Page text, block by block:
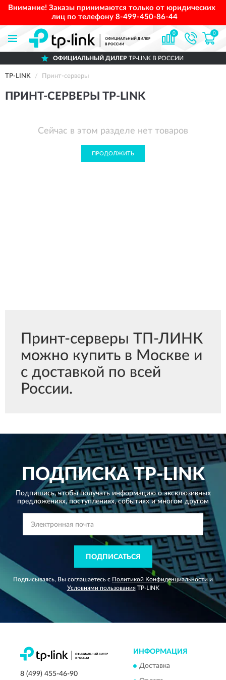
Внимание! Заказы принимаются только от юридических
лиц по телефону 8-499-450-86-44
0 0
ОФИЦИАЛЬНЫЙ ДИЛЕР TP-LINK В РОССИИ
TP-LINK Принт-серверы
ПРИНТ-СЕРВЕРЫ TP-LINK
Сейчас в этом разделе нет товаров
ПРОДОЛЖИТЬ
Принт-серверы ТП-ЛИНК
можно купить в Москве и
с доставкой по всей
России.
ПОДПИСКАTP-LINK
Подпишись, чтобы получать информацию о эксклюзивных
предложениях,поступлениях, событиях и многом другом
ПОДПИСАТЬСЯ
Подписываясь, Вы соглашаетесь с Политикой Конфиденциальности и
Условиями пользованияTP-LINK
8 (499) 455-46-90
ИНФОРМАЦИЯ
Доставка